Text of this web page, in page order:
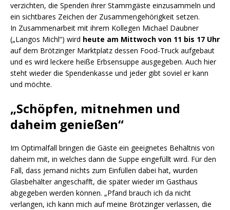
verzichten, die Spenden ihrer Stammgäste einzusammeln und
ein sichtbares Zeichen der Zusammengehörigkeit setzen.
In Zusammenarbeit mit ihrem Kollegen Michael Daubner
(„Langos Michl“) wird heute am Mittwoch von 11 bis 17 Uhr
auf dem Brötzinger Marktplatz dessen Food-Truck aufgebaut
und es wird leckere heiße Erbsensuppe ausgegeben. Auch hier
steht wieder die Spendenkasse und jeder gibt soviel er kann
und möchte.
„Schöpfen, mitnehmen und
daheim genießen“
Im Optimalfall bringen die Gäste ein geeignetes Behältnis von
daheim mit, in welches dann die Suppe eingefüllt wird. Für den
Fall, dass jemand nichts zum Einfüllen dabei hat, wurden
Glasbehälter angeschafft, die später wieder im Gasthaus
abgegeben werden können. „Pfand brauch ich da nicht
verlangen, ich kann mich auf meine Brötzinger verlassen, die